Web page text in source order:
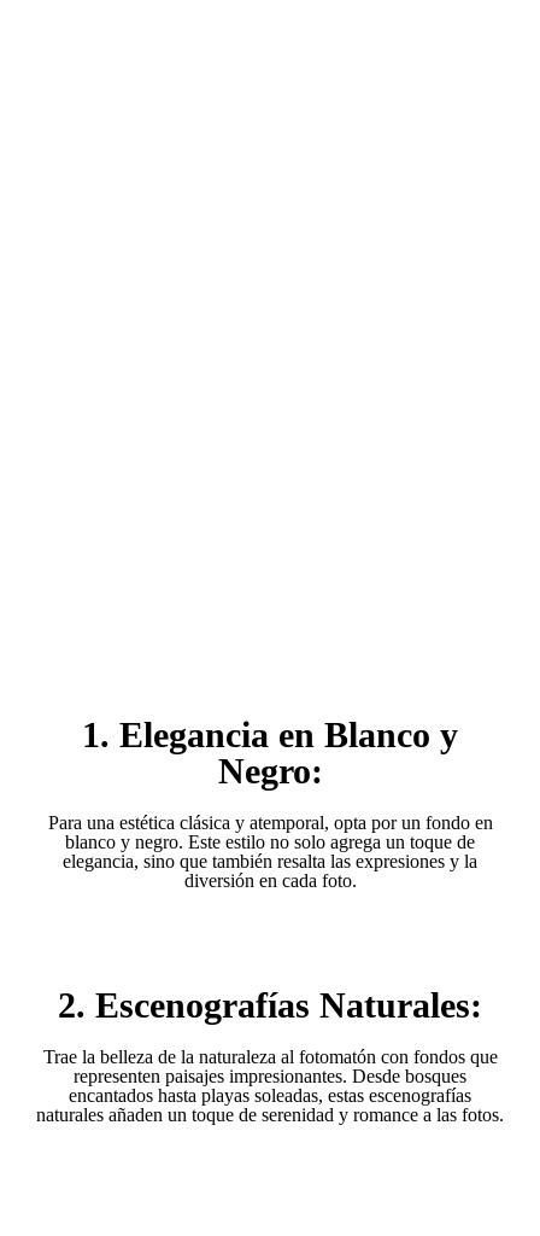
1. Elegancia en Blanco y
Negro:
Para una estética clásica y atemporal, opta por un fondo en
blanco y negro. Este estilo no solo agrega un toque de
elegancia, sino que también resalta las expresiones y la
diversión en cada foto.
2. Escenografías Naturales:
Trae la belleza de la naturaleza al fotomatón con fondos que
representen paisajes impresionantes. Desde bosques
encantados hasta playas soleadas, estas escenografías
naturales añaden un toque de serenidad y romance a las fotos.